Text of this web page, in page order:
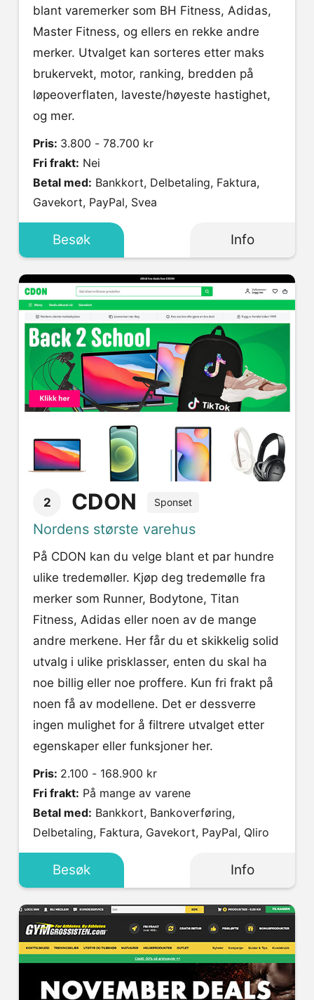
blant varemerker som BH Fitness, Adidas,
Master Fitness, og ellers en rekke andre
merker. Utvalget kan sorteres etter maks
brukervekt, motor, ranking, bredden på
løpeoverflaten, laveste/høyeste hastighet,
og mer.
Pris: 3.800 - 78.700 kr
Fri frakt: Nei
Betal med:
Gavekort, PayPal, Svea
Besøk Info
2 CDON Sponset
Nordens største varehus
På CDON kan du velge blant et par hundre
ulike tredemøller. Kjøp deg tredemølle fra
merker som Runner, Bodytone, Titan
Fitness, Adidas eller noen av de mange
andre merkene. Her får du et skikkelig solid
utvalg i ulike prisklasser, enten du skal ha
noe billig eller noe proffere. Kun fri frakt på
noen få av modellene. Det er dessverre
ingen mulighet for å filtrere utvalget etter
egenskaper eller funksjoner her.
Pris: 2.100 - 168.900 kr
Fri frakt: På mange av varene
Betal med:
Delbetaling, Faktura, Gavekort, PayPal, Qliro
Besøk Info